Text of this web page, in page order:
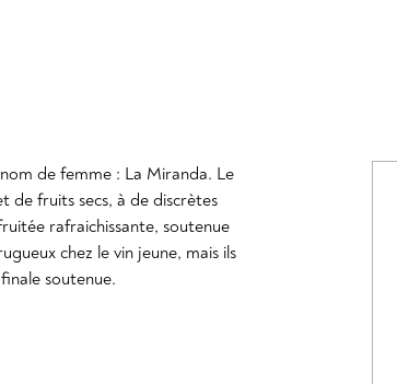
de femme : La Miranda. Le
de fruits secs, à de discrètes
rafraichissante, soutenue
chez le vin jeune, mais ils
soutenue.